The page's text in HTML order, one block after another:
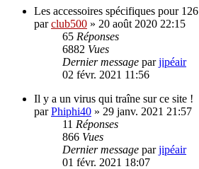
Les accessoires spécifiques pour 126
parclub500 » 20 août 2020 22:15
65 Réponses
6882 Vues
Dernier message parjipéair
02 févr. 2021 11:56
Il y a un virus qui traîne sur ce site !
parPhiphi40 » 29 janv. 2021 21:57
11 Réponses
866 Vues
Dernier message parjipéair
01 févr. 2021 18:07